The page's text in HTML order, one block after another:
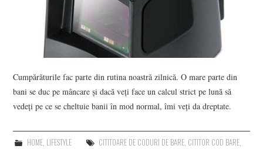
Cumpărăturile fac parte din rutina noastră zilnică. O mare parte din
bani se duc pe mâncare și dacă veți face un calcul strict pe lună să
vedeți pe ce se cheltuie banii în mod normal, îmi veți da dreptate.
HOME, LIFESTYLE CITITOARE DE CODURI DE BARE, CITITOR COD BARE,